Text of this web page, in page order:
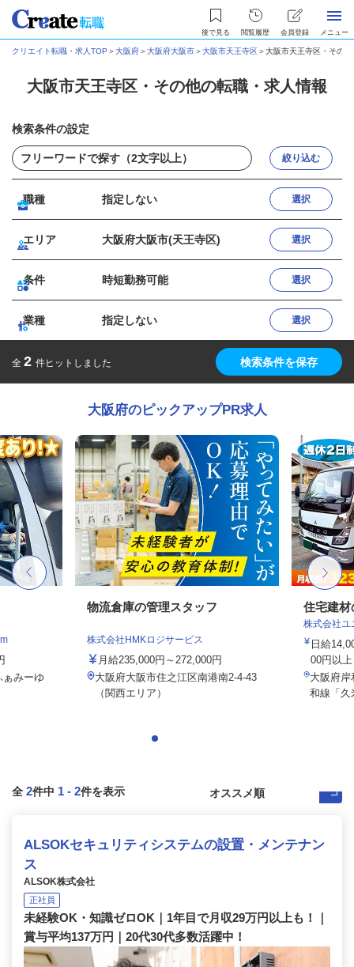
後で見る 閲覧履歴 会員登録 メニュー
クリエイト転職・求人TOP ＞大阪府＞大阪府大阪市＞大阪市天王寺区＞大阪市天王寺区・その
大阪市天王寺区・その他の転職・求人情報
検索条件の設定
絞り込む
職種 指定しない 選択
エリア 大阪府大阪市(天王寺区) 選択
条件 時短勤務可能 選択
業種 指定しない 選択
全 2 件ヒットしました 検索条件を保存
大阪府のピックアップPR求人
ぁみーゆ
物流倉庫の管理スタッフ
株式会社HMKロジサービス
月給235,000円～272,000円
大阪府大阪市住之江区南港南2-4-43
（関西エリア）
住宅建
株式会社ユ
日給
00円以
大阪府岸
和線「久
全 2件中 1 - 2件を表示
ALSOKセキュリティシステムの設置・メンテナン
ス
ALSOK株式会社
正社員
未経験OK・知識ゼロOK｜1年目で月収29万円以上も！｜
賞与平均137万円｜20代30代多数活躍中！